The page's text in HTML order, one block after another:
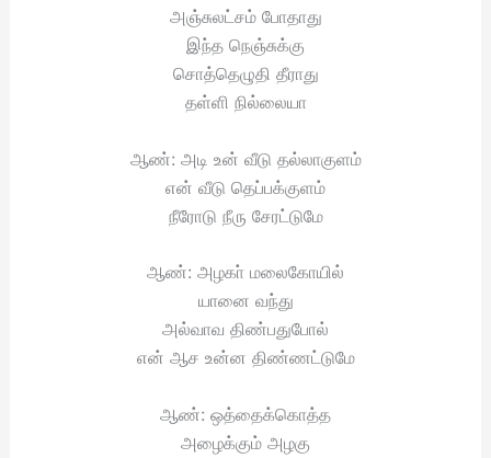
அஞ்சுலட்சம் போதாது
இந்த நெஞ்சுக்கு
சொத்தெழுதி தீராது
தள்ளி நில்லையா
ஆண்: அடி உன் வீடு தல்லாகுளம்
என் வீடு தெப்பக்குளம்
நீரோடு நீரு சேரட்டுமே
ஆண்: அழகா் மலைகோயில்
யானை வந்து
அல்வாவ திண்பதுபோல்
என் ஆச உன்ன திண்ணட்டுமே
ஆண்: ஒத்தைக்கொத்த
அழைக்கும் அழகு